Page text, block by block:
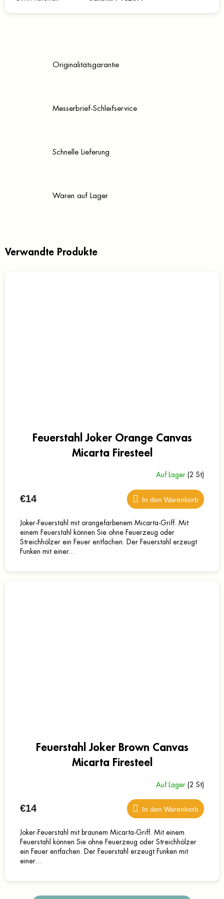
Originalitätsgarantie
Messerbrief-Schleifservice
Schnelle Lieferung
Waren auf Lager
Verwandte Produkte
Feuerstahl Joker Orange Canvas
Micarta Firesteel
Auf Lager (2 St)
€14 In den Warenkorb
Joker-Feuerstahl mit orangefarbenem Micarta-Griff. Mit
einem Feuerstahl können Sie ohne Feuerzeug oder
Streichhölzer ein Feuer entfachen. Der Feuerstahl erzeugt
Funken mit einer...
Feuerstahl Joker Brown Canvas
Micarta Firesteel
Auf Lager (2 St)
€14 In den Warenkorb
Joker-Feuerstahl mit braunem Micarta-Griff. Mit einem
Feuerstahl können Sie ohne Feuerzeug oder Streichhölzer
ein Feuer entfachen. Der Feuerstahl erzeugt Funken mit
einer...